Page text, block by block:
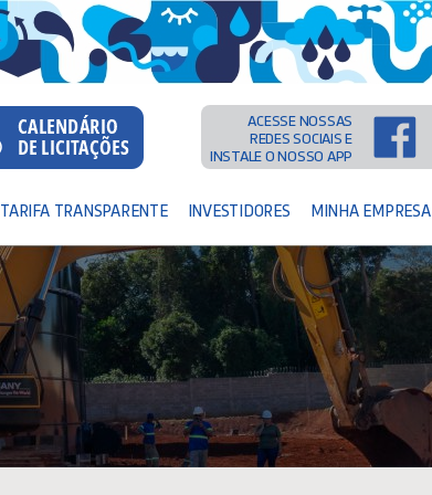
ACESSE NOSSAS
REDES SOCIAIS E
INSTALE O NOSSO APP
TARIFA TRANSPARENTE INVESTIDORES MINHA EMPRESA